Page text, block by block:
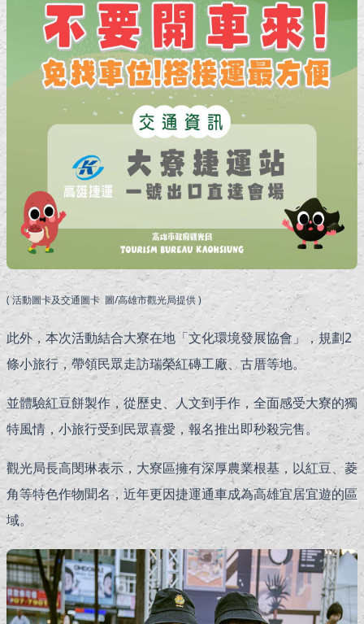
( 活動圖卡及交通圖卡 圖/高雄市觀光局提供 )
此外，本次活動結合大寮在地「文化環境發展協會」，規劃2
條小旅行，帶領民眾走訪瑞榮紅磚工廠、古厝等地。
並體驗紅豆餅製作，從歷史、人文到手作，全面感受大寮的獨
特風情，小旅行受到民眾喜愛，報名推出即秒殺完售。
觀光局長高閔琳表示，大寮區擁有深厚農業根基，以紅豆、菱
角等特色作物聞名，近年更因捷運通車成為高雄宜居宜遊的區
域。